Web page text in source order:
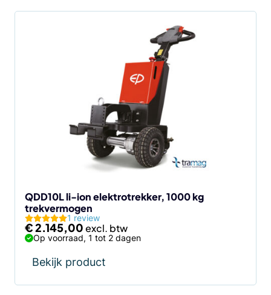
QDD10L li-ion elektrotrekker, 1000 kg
trekvermogen
1 review
€2.145,00
Op voorraad, 1 tot 2 dagen
Bekijk product